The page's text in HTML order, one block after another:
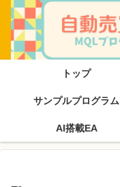
トップ
サンプルプログラム
AI搭載EA